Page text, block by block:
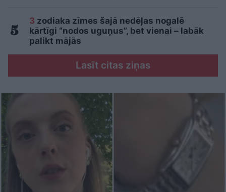
3 zodiaka zīmes šajā nedēļas nogalē
kārtīgi “nodos uguņus”, bet vienai – labāk
palikt mājās
Lasīt citas ziņas